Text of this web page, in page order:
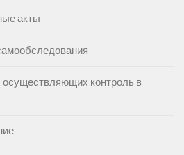
акты
осуществляющих контроль в